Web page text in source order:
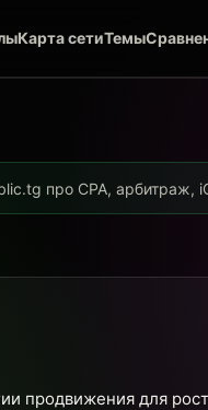
Карта сетиТемы
про CPA,
продвижения для